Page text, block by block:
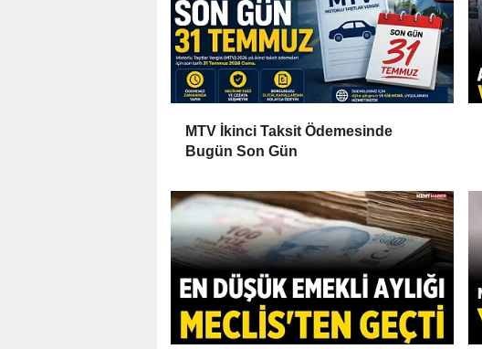
MTV İkinci Taksit Ödemesinde
Bugün Son Gün